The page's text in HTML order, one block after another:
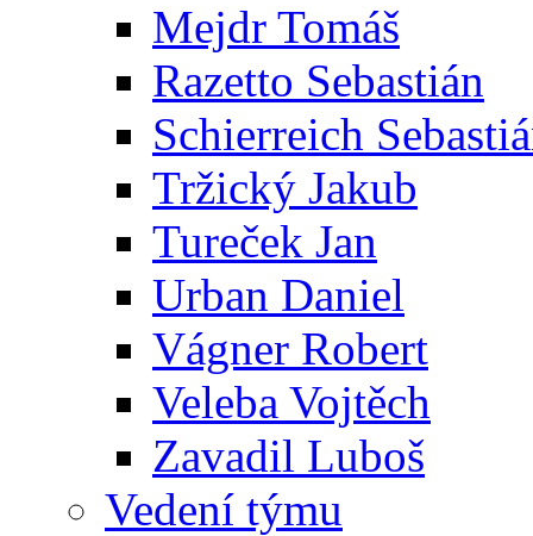
Mejdr Tomáš
Razetto Sebastián
Schierreich
Tržický Jakub
Tureček Jan
Urban Daniel
Vágner Robert
Veleba Vojtěch
Zavadil Luboš
Vedení týmu